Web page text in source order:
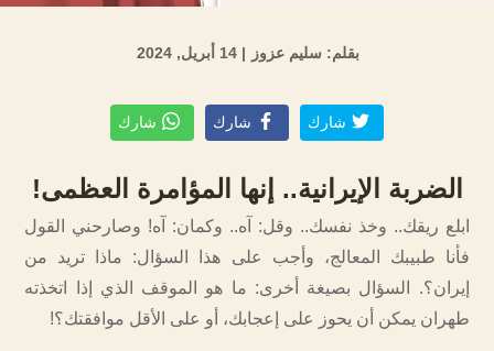
بقلم: سليم عزوز | 14 أبريل, 2024
شارك شارك شارك
الضربة الإيرانية.. إنها المؤامرة العظمى!
ابلع ريقك.. وخذ نفسك.. وقل: آه.. وكمان: آه! وصارحني القول
فأنا طبيبك المعالج، وأجب على هذا السؤال: ماذا تريد من
إيران؟. السؤال بصيغة أخرى: ما هو الموقف الذي إذا اتخذته
طهران يمكن أن يحوز على إعجابك، أو على الأقل موافقتك؟!